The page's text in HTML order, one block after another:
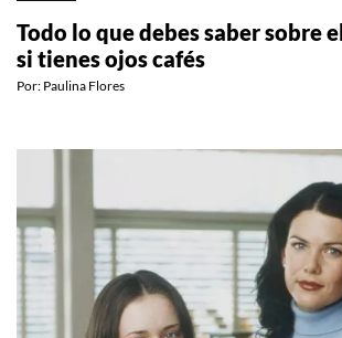
Todo lo que debes saber sobre
si tienes ojos cafés
Por: Paulina Flores